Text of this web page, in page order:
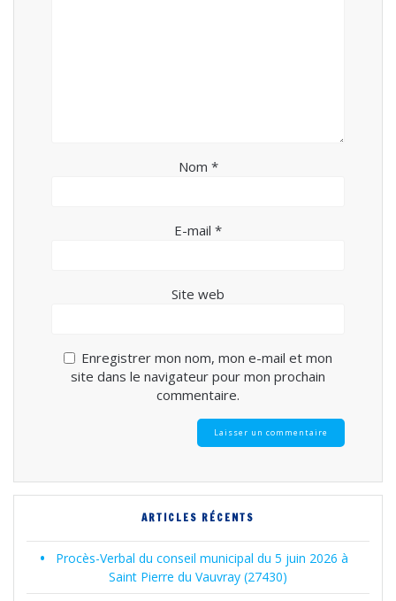
Nom *
E-mail *
Site web
Enregistrer mon nom, mon e-mail et mon
site dans le navigateur pour mon prochain
commentaire.
ARTICLES RÉCENTS
Procès-Verbal du conseil municipal du 5 juin 2026 à
Saint Pierre du Vauvray (27430)